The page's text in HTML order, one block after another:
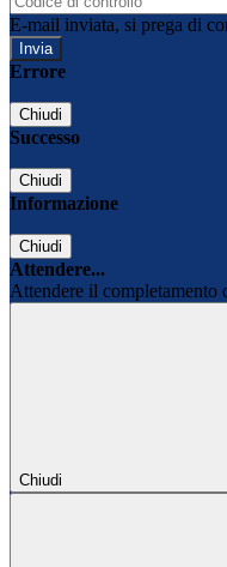
E-mail inviata, si prega di
Errore
Chiudi
Successo
Chiudi
Informazione
Chiudi
Attendere...
Attendere il completamento
Chiudi